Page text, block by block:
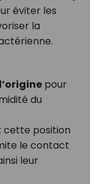
éviter les
la
pour
du
cette position
le contact
leur